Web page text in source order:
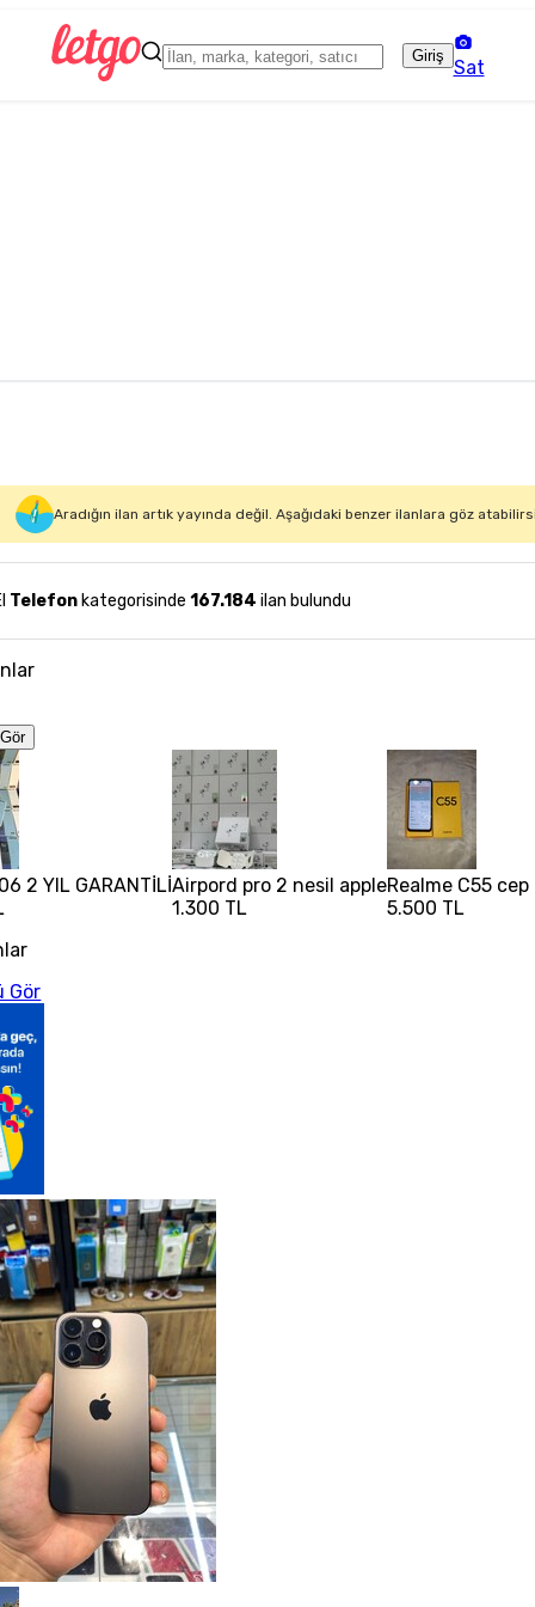
Giriş
Sat
Aradığın ilan artık yayında değil. Aşağıdaki benzer ilanlara göz
Telefon kategorisinde 167.184 ilan bulundu
2 YIL GARANTİLİAirpord pro 2 nesil apple
1.300 TL
Realme C55
5.500 TL
Gör